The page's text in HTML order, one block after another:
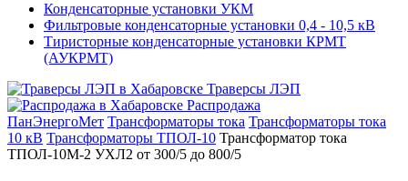
Конденсаторные установки УКМ
Фильтровые конденсаторные установки 0,4 - 10,5 кВ
Тиристорные конденсаторные установки КРМТ
(АУКРМТ)
Траверсы ЛЭП
Распродажа
ПанЭнергоМет Трансформаторы тока Трансформаторы тока
10 кВ Трансформаторы ТПОЛ-10 Трансформатор тока
ТПОЛ-10М-2 УХЛ2 от 300/5 до 800/5